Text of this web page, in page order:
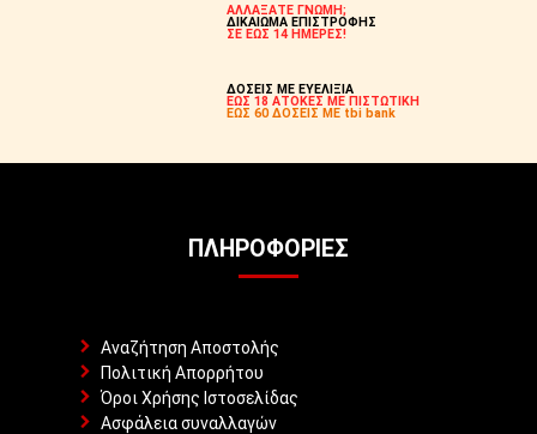
ΑΛΛΑΞΑΤΕ ΓΝΩΜΗ;
ΔΙΚΑΙΩΜΑ ΕΠΙΣΤΡΟΦΗΣ
ΣΕ ΕΩΣ 14 ΗΜΕΡΕΣ!
ΔΟΣΕΙΣ ΜΕ ΕΥΕΛΙΞΙΑ
ΕΩΣ 18 ΑΤΟΚΕΣ ΜΕ ΠΙΣΤΩΤΙΚΗ
ΕΩΣ 60 ΔΟΣΕΙΣ ΜΕ tbi bank
ΠΛΗΡΟΦΟΡΊΕΣ
Αναζήτηση Αποστολής
Πολιτική Απορρήτου
Όροι Χρήσης Ιστοσελίδας
Ασφάλεια συναλλαγών